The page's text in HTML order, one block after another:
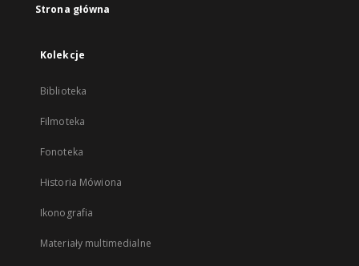
Strona główna
Kolekcje
Biblioteka
Filmoteka
Fonoteka
Historia Mówiona
Ikonografia
Materiały multimedialne